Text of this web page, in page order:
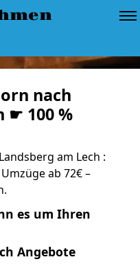
nach
☛ 100 %
am Lech :
ab 72€ –
es um Ihren
Angebote